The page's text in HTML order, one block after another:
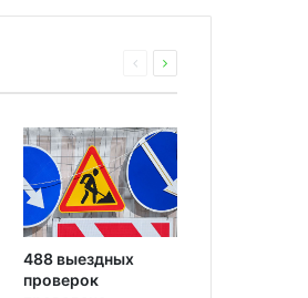
488 выездных
проверок